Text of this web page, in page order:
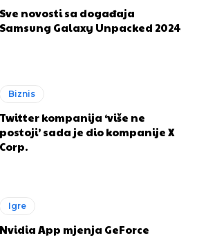
Sve novosti sa događaja
Samsung Galaxy Unpacked 2024
Biznis
Twitter kompanija ‘više ne
postoji’ sada je dio kompanije X
Corp.
Igre
Nvidia App mjenja GeForce